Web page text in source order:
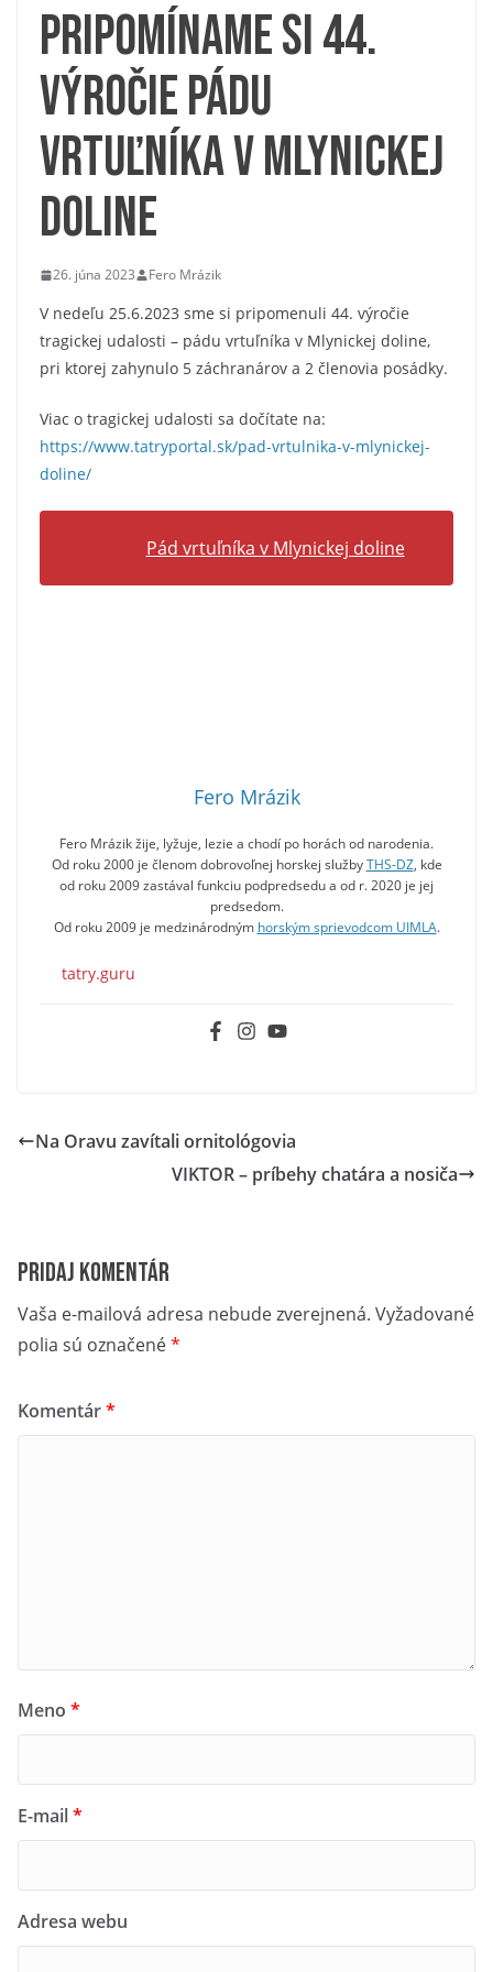
Pripomíname si 44.
výročie pádu
vrtuľníka v Mlynickej
doline
26. júna 2023 Fero Mrázik
V nedeľu 25.6.2023 sme si pripomenuli 44. výročie
tragickej udalosti – pádu vrtuľníka v Mlynickej doline,
pri ktorej zahynulo 5 záchranárov a 2 členovia posádky.
Viac o tragickej udalosti sa dočítate na:
https://www.tatryportal.sk/pad-vrtulnika-v-mlynickej-
doline/
Pád vrtuľníka v Mlynickej doline
Fero Mrázik
Fero Mrázik žije, lyžuje, lezie a chodí po horách od narodenia.
Od roku 2000 je členom dobrovoľnej horskej službyTHS-DZ, kde
od roku 2009 zastával funkciu podpredsedu a od r. 2020 je jej
predsedom.
Od roku 2009 je medzinárodným horským sprievodcom UIMLA.
tatry.guru
Na Oravu zavítali ornitológovia
VIKTOR – príbehy chatára a nosiča
Pridaj komentár
Vaša e-mailová adresa nebude zverejnená. Vyžadované
polia sú označené*
Komentár*
Meno *
E-mail*
Adresa webu